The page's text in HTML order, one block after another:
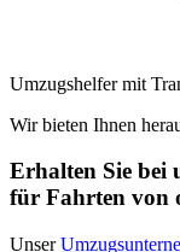
Umzugshelfer mit
Wir bieten Ihnen
Erhalten Sie bei
für Fahrten von
Unser